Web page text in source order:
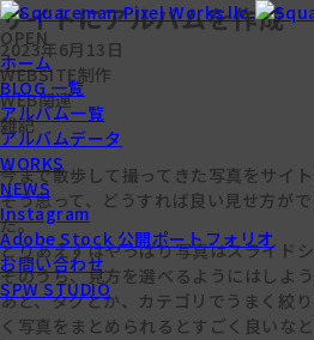
OPEN
ホーム
BLOG 一覧
アルバム一覧
アルバムデータ
WORKS
NEWS
Instagram
Adobe Stock 公開ポートフォリオ
お問い合わせ
SPW STUDIO
サイトにアルバムを作成
2023年6月13日
WEBSITE制作
WEB関連
雑記
今まで散歩して撮ってきた写真をサイ
そう思って、どうすれば良い見せ方が
た。
とりあえずはやっぱり写真はスライドシ
そのうち、見方を選べるようにはしよう
あと、タグとか、カテゴリでうまく絞
く写真をまとめられるとすごく良いなと